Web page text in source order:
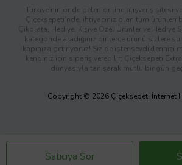
Satıcıya Sor
Türkiye’nin önde gelen online alışveriş sitesi
Çiçeksepeti’nde, ihtiyacınız olan tüm ürünleri
Çikolata, Hediye, Kişiye Özel Ürünler ve Hediye
kategoride aradığınız binlerce ürünü sizlere
kapınıza getiriyoruz! Siz de ister sevdiklerinizi
kendiniz için sipariş verebilir; Çiçeksepeti
dünyasıyla tanışarak mutlu bir gün
Copyright © 2026 Çiçeksepeti İnternet